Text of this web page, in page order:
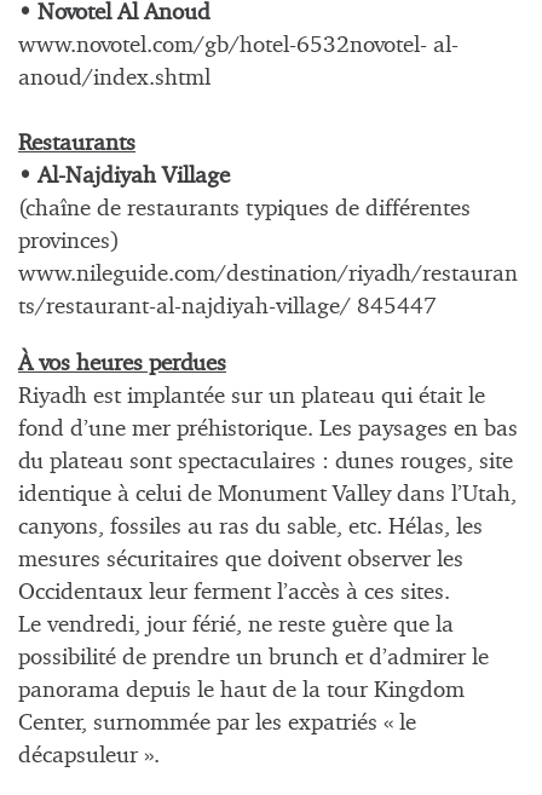
• Novotel Al Anoud
www.novotel.com/gb/hotel-6532novotel- al-
anoud/index.shtml
Restaurants
• Al-Najdiyah Village
(chaîne de restaurants typiques de différentes
provinces)
www.nileguide.com/destination/riyadh/restauran
ts/restaurant-al-najdiyah-village/ 845447
À vos heures perdues
Riyadh est implantée sur un plateau qui était le
fond d’une mer préhistorique. Les paysages en bas
du plateau sont spectaculaires : dunes rouges, site
identique à celui de Monument Valley dans l’Utah,
canyons, fossiles au ras du sable, etc. Hélas, les
mesures sécuritaires que doivent observer les
Occidentaux leur ferment l’accès à ces sites.
Le vendredi, jour férié, ne reste guère que la
possibilité de prendre un brunch et d’admirer le
panorama depuis le haut de la tour Kingdom
Center, surnommée par les expatriés « le
décapsuleur ».